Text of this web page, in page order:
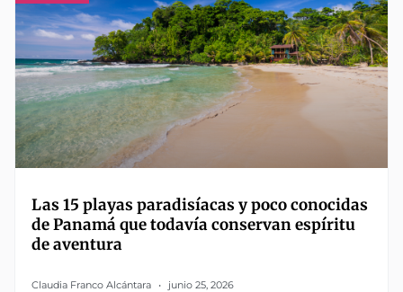
Las 15 playas paradisíacas y poco conocidas
de Panamá que todavía conservan espíritu
de aventura
Claudia Franco Alcántara junio 25, 2026